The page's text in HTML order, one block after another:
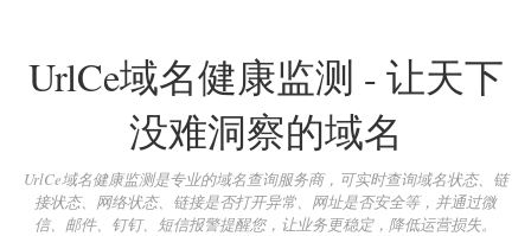
UrlCe域名健康监测 - 让天下
没难洞察的域名
UrlCe域名健康监测是专业的域名查询服务商，可实时查询域名状态、链
接状态、网络状态、链接是否打开异常、网址是否安全等，并通过微
信、邮件、钉钉、短信报警提醒您，让业务更稳定，降低运营损失。